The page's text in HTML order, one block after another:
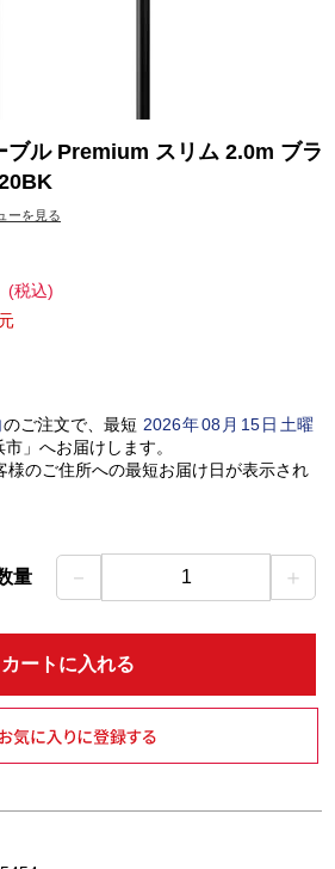
ブル Premium スリム 2.0m ブラ
ーを見る
(税込)
のご注文で、最短 2026年08 月 15日土曜
市」 へお届けします。
様のご住所への最短お届け日が表示され
量 － 1 ＋
カートに入れる